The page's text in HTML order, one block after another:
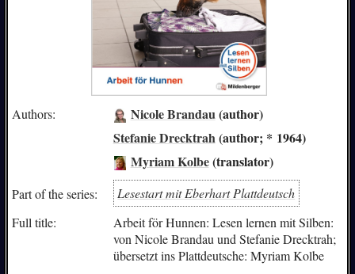
Authors: Nicole Brandau (author)
Stefanie Drecktrah (author; * 1964)
Myriam Kolbe(translator)
Part of the series:
Lesestart mit Eberhart Plattdeutsch
Full title:
Arbeit för Hunnen: Lesen lernen mit Silben:
von Nicole Brandau und Stefanie Drecktrah;
übersetzt ins Plattdeutsche: Myriam Kolbe